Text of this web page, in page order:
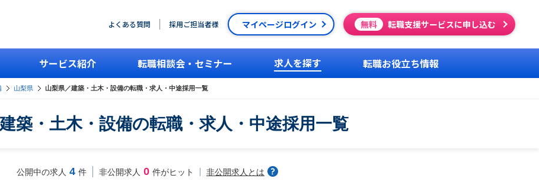
よくある質問 採用ご担当者様 マイページログイン 無料 転職支援サービスに申し込む
サービス紹介 転職相談会・セミナー 求人を探す 転職お役立ち情報
山梨県 山梨県／建築・土木・設備の転職・求人・中途採用一覧
築・土木・設備の転職・求人・中途採用一覧
公開中の求人 4 件 非公開求人 0 件がヒット 非公開求人とは